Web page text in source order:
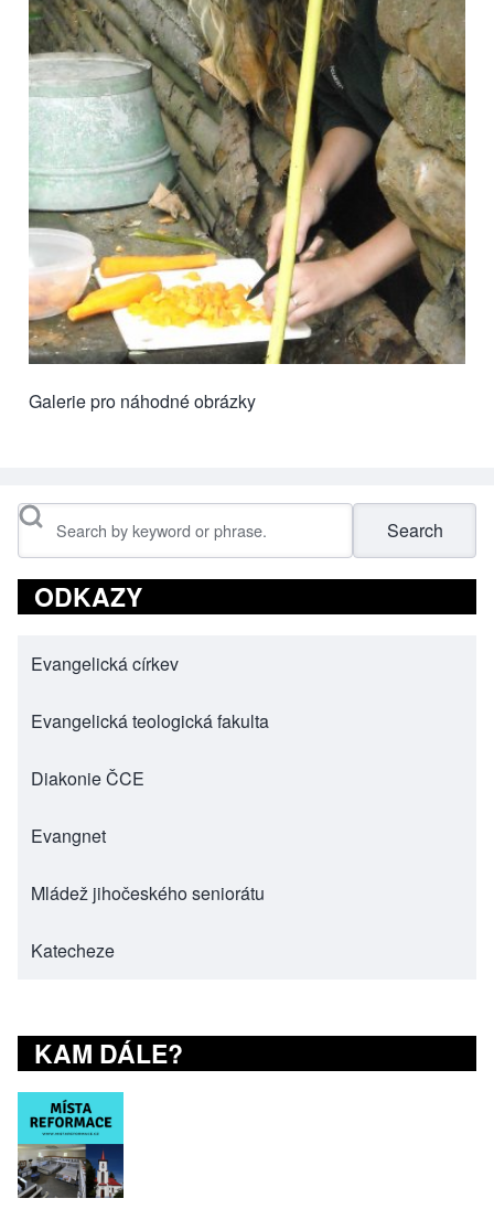
Galerie pro náhodné obrázky
Search
ODKAZY
Evangelická církev
(opens in new tab)
Evangelická teologická fakulta
(opens in new tab)
Diakonie ČCE
(opens in new tab)
Evangnet
(opens in new tab)
Mládež jihočeského seniorátu
(opens in new tab)
Katecheze
(opens in new tab)
KAM DÁLE?